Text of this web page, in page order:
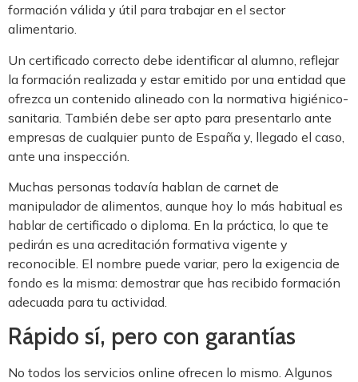
formación válida y útil para trabajar en el sector
alimentario.
Un certificado correcto debe identificar al alumno, reflejar
la formación realizada y estar emitido por una entidad que
ofrezca un contenido alineado con la normativa higiénico-
sanitaria. También debe ser apto para presentarlo ante
empresas de cualquier punto de España y, llegado el caso,
ante una inspección.
Muchas personas todavía hablan de carnet de
manipulador de alimentos, aunque hoy lo más habitual es
hablar de certificado o diploma. En la práctica, lo que te
pedirán es una acreditación formativa vigente y
reconocible. El nombre puede variar, pero la exigencia de
fondo es la misma: demostrar que has recibido formación
adecuada para tu actividad.
Rápido sí, pero con garantías
No todos los servicios online ofrecen lo mismo. Algunos